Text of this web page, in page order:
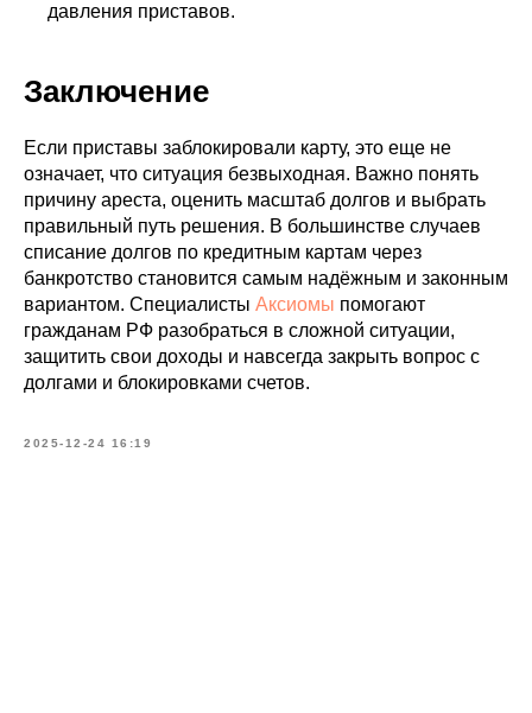
давления приставов.
Заключение
Если приставы заблокировали карту, это еще не
означает, что ситуация безвыходная. Важно понять
причину ареста, оценить масштаб долгов и выбрать
правильный путь решения. В большинстве случаев
списание долгов по кредитным картам через
банкротство становится самым надёжным и законным
вариантом. Специалисты Аксиомы помогают
гражданам РФ разобраться в сложной ситуации,
защитить свои доходы и навсегда закрыть вопрос с
долгами и блокировками счетов.
2025-12-24 16:19